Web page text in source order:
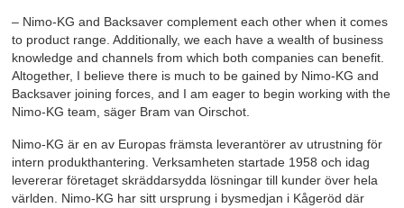
– Nimo-KG and Backsaver complement each other when it comes
to product range. Additionally, we each have a wealth of business
knowledge and channels from which both companies can benefit.
Altogether, I believe there is much to be gained by Nimo-KG and
Backsaver joining forces, and I am eager to begin working with the
Nimo-KG team, säger Bram van Oirschot.
Nimo-KG är en av Europas främsta leverantörer av utrustning för
intern produkthantering. Verksamheten startade 1958 och idag
levererar företaget skräddarsydda lösningar till kunder över hela
världen. Nimo-KG har sitt ursprung i bysmedjan i Kågeröd där